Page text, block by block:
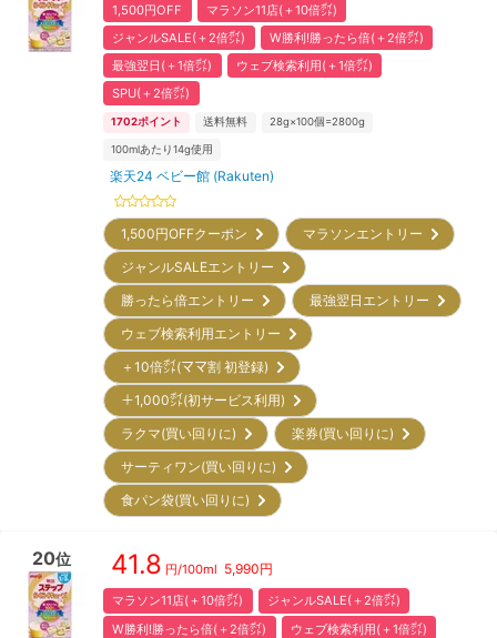
1,500円OFF
マラソン11店(＋10倍㌽)
ジャンルSALE(＋2倍㌽)
W勝利!勝ったら倍(＋2倍㌽)
最強翌日(＋1倍㌽)
ウェブ検索利用(＋1倍㌽)
SPU(＋2倍㌽)
1702ポイント 送料無料 28g×100個=2800g
100mlあたり14g使用
楽天24 ベビー館 (Rakuten)
1,500円OFFクーポン
マラソンエントリー
ジャンルSALEエントリー
勝ったら倍エントリー
最強翌日エントリー
ウェブ検索利用エントリー
＋10倍㌽(ママ割 初登録)
＋1,000㌽(初サービス利用)
ラクマ(買い回りに)
楽券(買い回りに)
サーティワン(買い回りに)
食パン袋(買い回りに)
20位 41.8 円/100ml 5,990円
マラソン11店(＋10倍㌽)
ジャンルSALE(＋2倍㌽)
W勝利!勝ったら倍(＋2倍㌽)
ウェブ検索利用(＋1倍㌽)